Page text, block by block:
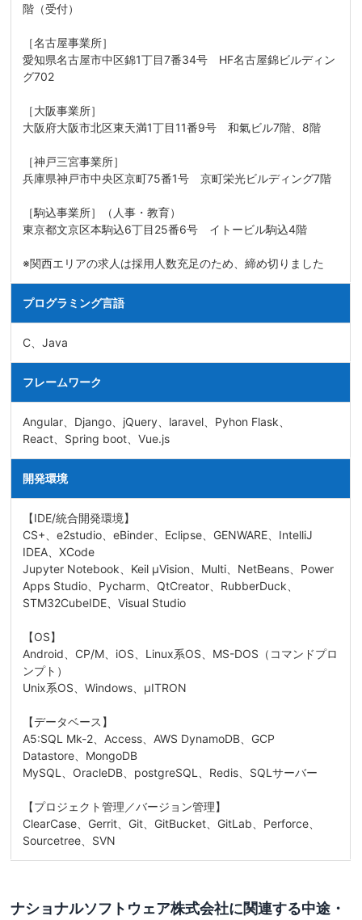
階（受付）
［名古屋事業所］
愛知県名古屋市中区錦1丁目7番34号 HF名古屋錦ビルディン
グ702
［大阪事業所］
大阪府大阪市北区東天満1丁目11番9号 和氣ビル7階、8階
［神戸三宮事業所］
兵庫県神戸市中央区京町75番1号 京町栄光ビルディング7階
［駒込事業所］（人事・教育）
東京都文京区本駒込6丁目25番6号 イトービル駒込4階
※関西エリアの求人は採用人数充足のため、締め切りました
プログラミング言語
C、Java
フレームワーク
Angular、Django、jQuery、laravel、Pyhon Flask、
React、Spring boot、Vue.js
開発環境
【IDE/統合開発環境】
CS+、e2studio、eBinder、Eclipse、GENWARE、IntelliJ
IDEA、XCode
Jupyter Notebook、Keil μVision、Multi、NetBeans、Power
Apps Studio、Pycharm、QtCreator、RubberDuck、
STM32CubeIDE、Visual Studio
【OS】
Android、CP/M、iOS、Linux系OS、MS-DOS（コマンドプロ
ンプト）
Unix系OS、Windows、μITRON
【データベース】
A5:SQL Mk-2、Access、AWS DynamoDB、GCP
Datastore、MongoDB
MySQL、OracleDB、postgreSQL、Redis、SQLサーバー
【プロジェクト管理／バージョン管理】
ClearCase、Gerrit、Git、GitBucket、GitLab、Perforce、
Sourcetree、SVN
ナショナルソフトウェア株式会社に関連する中途・